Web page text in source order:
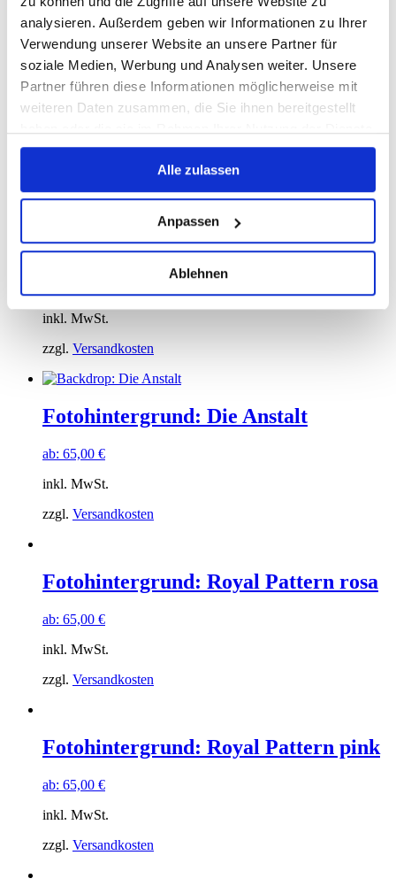
analysieren. Außerdem geben wir Informationen zu Ihrer
Verwendung unserer Website an unsere Partner für
soziale Medien, Werbung und Analysen weiter. Unsere
Partner führen diese Informationen möglicherweise mit
weiteren Daten zusammen, die Sie ihnen bereitgestellt
gesammelt haben.
Alle zulassen
Anpassen
Ablehnen
Fotohintergrund: Holz verwittert
65,00
inkl. MwSt.
Fotohintergrund: Risse im
Wüstenboden
inkl. MwSt.
zzgl. Versandkosten
Fotohintergrund: Die Anstalt
ab: 65,00 €
inkl. MwSt.
zzgl. Versandkosten
Fotohintergrund: Royal Pattern rosa
ab: 65,00 €
inkl. MwSt.
zzgl. Versandkosten
Fotohintergrund: Royal Pattern pink
ab: 65,00 €
inkl. MwSt.
zzgl. Versandkosten